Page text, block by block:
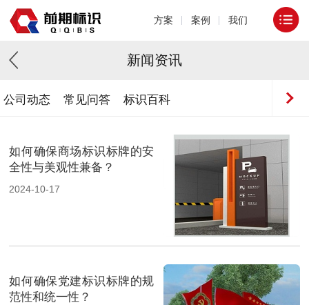
方案 案例 我们
新闻资讯
公司动态 常见问答 标识百科
如何确保商场标识标牌的安
全性与美观性兼备？
2024-10-17
如何确保党建标识标牌的规
范性和统一性？